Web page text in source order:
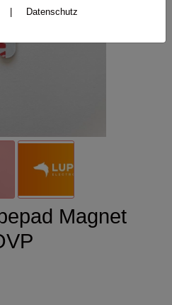
Magnet
Datenschutz